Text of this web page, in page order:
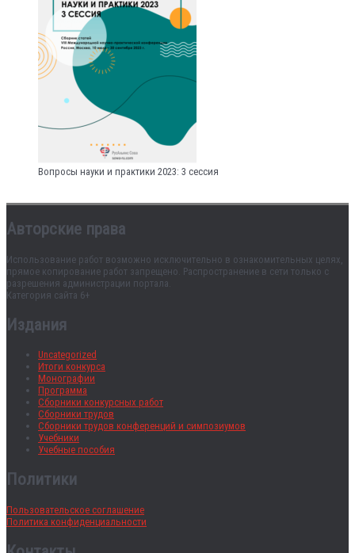
Вопросы науки и практики 2023: 3 сессия
Авторские права
Использование работ возможно исключительно в ознакомительных целях,
прямое копирование работ запрещено. Распространение в сети только с
разрешения администрации портала.
Категория сайта 6+
Издания
Uncategorized
Итоги конкурса
Монографии
Программа
Сборники конкурсных работ
Сборники трудов
Сборники трудов конференций и симпозиумов
Учебники
Учебные пособия
Политики
Пользовательское соглашение
Политика конфиденциальности